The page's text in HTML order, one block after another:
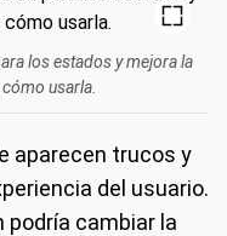
los estados y mejora la
usarla.
aparecen trucos y
del usuario.
podría cambiar la